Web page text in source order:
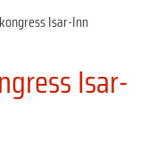
Isar-Inn
Isar-